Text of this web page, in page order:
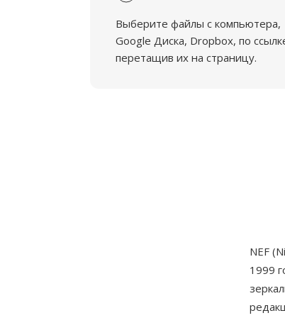
Выберите файлы с компьютера,
Google Диска, Dropbox, по
перетащив их на страницу.
NEF
1999